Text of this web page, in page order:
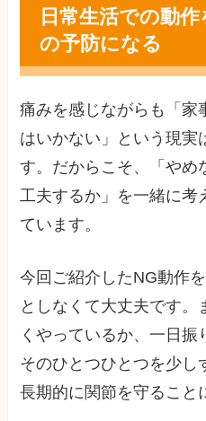
日常生活での動
の予防になる
痛みを感じながらも「家
はいかない」という現実
す。だからこそ、「やめ
工夫するか」を一緒に考
ています。
今回ご紹介したNG動作
としなくて大丈夫です。
くやっているか、一日振
そのひとつひとつを少し
長期的に関節を守ること